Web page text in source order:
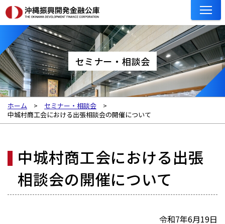
セミナー・相談会
ホーム
セミナー・相談会
中城村商工会における出張相談会の開催について
中城村商工会における出張
相談会の開催について
令和7年6月19日